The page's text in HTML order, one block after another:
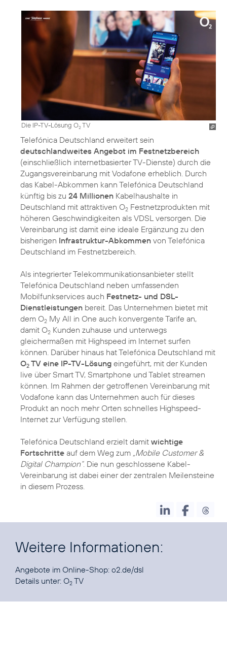
Die IP-TV-Lösung O2TV
Telefónica Deutschland erweitert sein
deutschlandweites Angebot im Festnetzbereich
(einschließlich internetbasierter TV-Dienste) durch die
Zugangsvereinbarung mit Vodafone erheblich. Durch
das Kabel-Abkommen kann Telefónica Deutschland
künftig bis zu 24 Millionen Kabelhaushalte in
Deutschland mit attraktiven O2 Festnetzprodukten mit
höheren Geschwindigkeiten als VDSL versorgen. Die
Vereinbarung ist damit eine ideale Ergänzung zu den
bisherigen Infrastruktur-Abkommen von Telefónica
Deutschland im Festnetzbereich.
Als integrierter Telekommunikationsanbieter stellt
Telefónica Deutschland neben umfassenden
Mobilfunkservices auch Festnetz- und DSL-
Dienstleistungen bereit. Das Unternehmen bietet mit
dem O2 My All in One auch konvergente Tarife an,
damit O2 Kunden zuhause und unterwegs
gleichermaßen mit Highspeed im Internet surfen
können. Darüber hinaus hat Telefónica Deutschland mit
O2 TV eine IP-TV-Lösung eingeführt, mit der Kunden
live über Smart TV, Smartphone und Tablet streamen
können. Im Rahmen der getroffenen Vereinbarung mit
Vodafone kann das Unternehmen auch für dieses
Produkt an noch mehr Orten schnelles Highspeed-
Internet zur Verfügung stellen.
Telefónica Deutschland erzielt damit wichtige
Fortschritte auf dem Weg zum „Mobile Customer &
Digital Champion“. Die nun geschlossene Kabel-
Vereinbarung ist dabei einer der zentralen Meilensteine
in diesem Prozess.
Weitere Informationen:
Angebote im Online-Shop: o2.de/dsl
Details unter: O2 TV